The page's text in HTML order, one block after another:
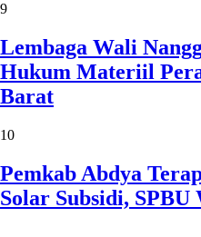
9
Lembaga Wali
Hukum Materiil
Barat
10
Pemkab Abdya
Solar Subsidi,